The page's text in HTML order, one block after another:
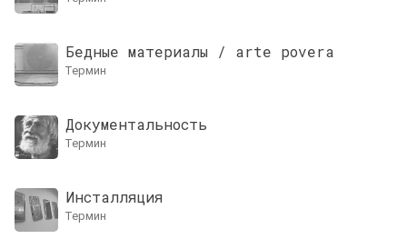
Бедные материалы / arte povera
термин
Документальность
термин
Инсталляция
термин